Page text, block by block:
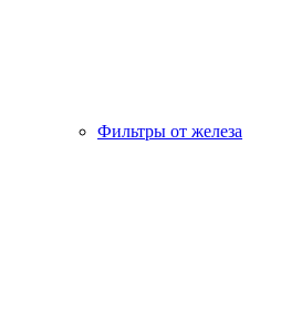
Фильтры от железа